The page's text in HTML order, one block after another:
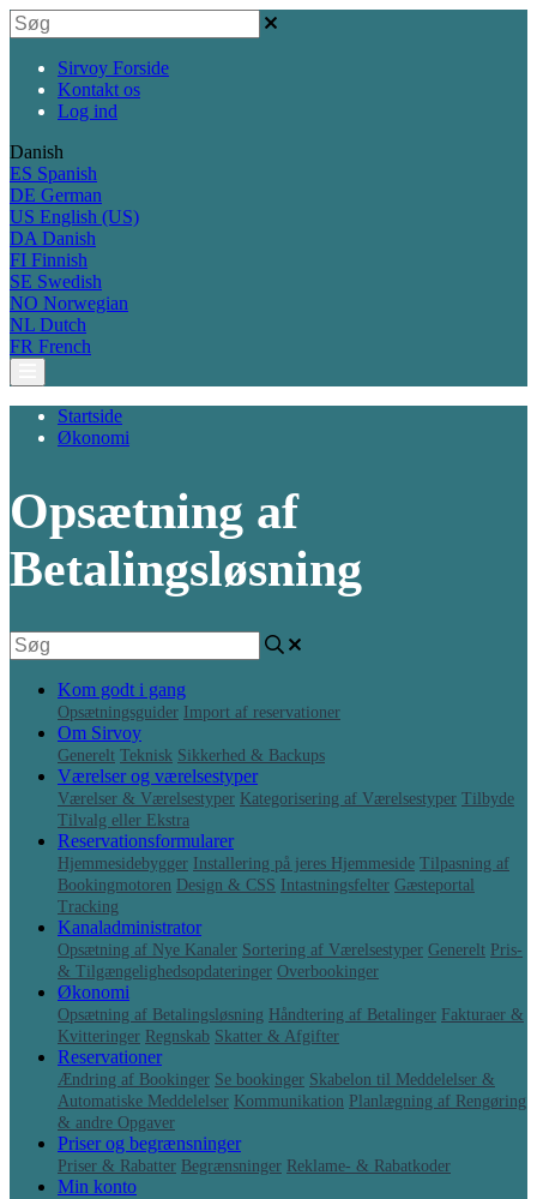
Sirvoy Forside
Kontakt os
Log ind
Danish
ES Spanish
DE German
US English (US)
DA Danish
FI Finnish
SE Swedish
NO Norwegian
NL Dutch
FR French
Startside
Økonomi
Opsætning af
Betalingsløsning
Kom godt i gang
Opsætningsguider Import af reservationer
Om Sirvoy
Generelt Teknisk Sikkerhed & Backups
Værelser og værelsestyper
Værelser & Værelsestyper Kategorisering af Værelsestyper Tilbyde
Tilvalg eller Ekstra
Reservationsformularer
Hjemmesidebygger Installering på jeres Hjemmeside Tilpasning af
Bookingmotoren Design & CSS Intastningsfelter Gæsteportal
Tracking
Kanaladministrator
Opsætning af Nye Kanaler Sortering af Værelsestyper Generelt Pris-
& Tilgængelighedsopdateringer Overbookinger
Økonomi
Opsætning af Betalingsløsning Håndtering af Betalinger Fakturaer &
Kvitteringer Regnskab Skatter & Afgifter
Reservationer
Ændring af Bookinger Se bookinger Skabelon til Meddelelser &
Automatiske Meddelelser Kommunikation Planlægning af Rengøring
& andre Opgaver
Priser og begrænsninger
Priser & Rabatter Begrænsninger Reklame- & Rabatkoder
Min konto